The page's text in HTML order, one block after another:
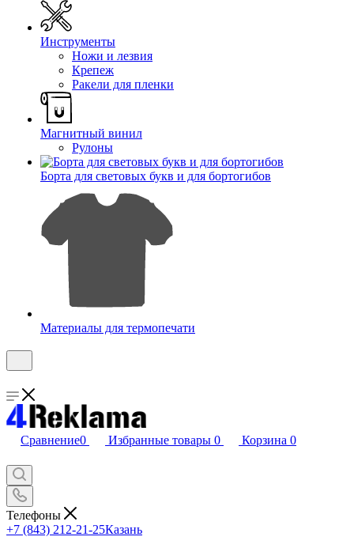
Инструменты
Ножи и лезвия
Крепеж
Ракели для пленки
Магнитный винил
Рулоны
Борта для световых букв и для бортогибов
Материалы для термопечати
Сравнение0 Избранные товары 0 Корзина 0
Телефоны
+7 (843) 212-21-25Казань